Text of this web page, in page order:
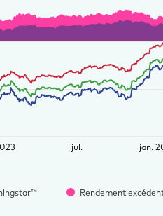
Rendement
jul. jan.